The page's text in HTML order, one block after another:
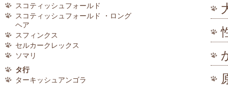
スコティッシュフォールド
スコティッシュフォールド ・ロング
ヘア
スフィンクス
セルカークレックス
ソマリ
タ行
ターキッシュアンゴラ